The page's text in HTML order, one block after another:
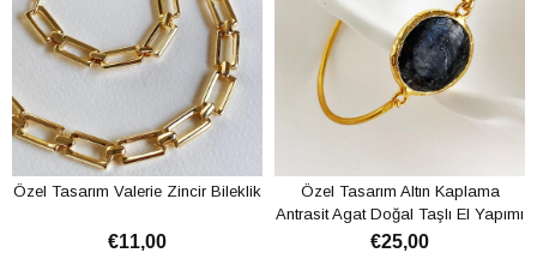
Özel Tasarım Valerie Zincir Bileklik
€11,00
Özel Tasarım Altın Kaplama
Antrasit Agat Doğal Taşlı El Yapımı
Bileklik
€25,00